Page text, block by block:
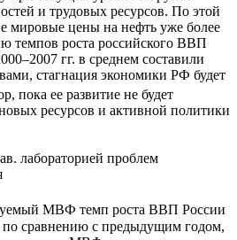
и трудовых ресурсов. По этой
мировые цены на нефть уже более
темпов роста российского ВВП
гг. в среднем составили
стагнация экономики РФ будет
пока ее развитие не будет
ресурсов и активной политики
лабораторией проблем
МВФ темп роста ВВП России
по сравнению с предыдущим годом,